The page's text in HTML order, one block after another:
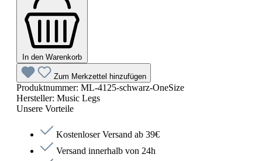
In den Warenkorb
Zum Merkzettel hinzufügen
Produktnummer: ML-4125-schwarz-OneSize
Hersteller: Music Legs
Unsere Vorteile
Kostenloser Versand ab 39€
Versand innerhalb von 24h